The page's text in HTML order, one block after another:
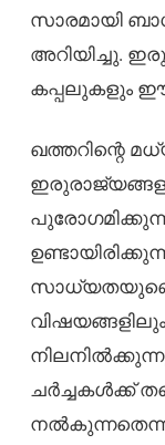
സാരമായി
അറിയിച്ചു.
കപ്പലുകളും ഈ
ഖത്തറിന്റെ